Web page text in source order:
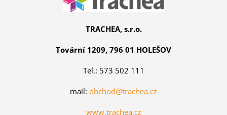
TRACHEA, s.r.o.
Tovární 1209, 796 01 HOLEŠOV
Tel.: 573 502 111
mail: obchod@trachea.cz
www.trachea.cz